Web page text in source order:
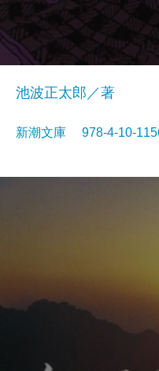
池波正太郎／著
新潮文庫 978-4-10-